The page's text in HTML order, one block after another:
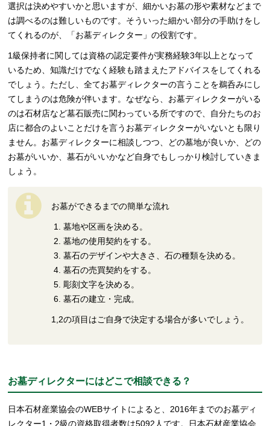
選択は決めやすいかと思いますが、細かいお墓の形や素材などまで
は調べるのは難しいものです。そういった細かい部分の手助けをし
てくれるのが、「お墓ディレクター」の役割です。
1級保持者に関しては資格の認定要件が実務経験3年以上となって
いるため、知識だけでなく経験も踏まえたアドバイスをしてくれる
でしょう。ただし、全てお墓ディレクターの言うことを鵜呑みにし
てしまうのは危険が伴います。なぜなら、お墓ディレクターがいる
のは石材店など墓石販売に関わっている所ですので、自分たちのお
店に都合のよいことだけを言うお墓ディレクターがいないとも限り
ません。お墓ディレクターに相談しつつ、どの墓地が良いか、どの
お墓がいいか、墓石がいいかなど自身でもしっかり検討していきま
しょう。
お墓ができるまでの簡単な流れ
墓地や区画を決める。
墓地の使用契約をする。
墓石のデザインや大きさ、石の種類を決める。
墓石の売買契約をする。
彫刻文字を決める。
墓石の建立・完成。
1,2の項目はご自身で決定する場合が多いでしょう。
お墓ディレクターにはどこで相談できる？
日本石材産業協会のWEBサイトによると、2016年までのお墓ディ
レクター1・2級の資格取得者数は5092人です。日本石材産業協会